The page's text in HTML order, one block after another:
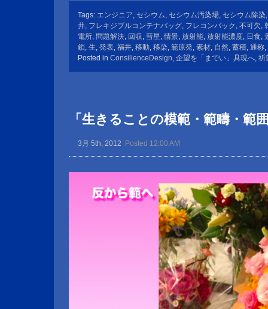
Tags: エンジニア, セシウム, セシウム汚染場, セシウム除染
井, フレキジブルコンテナバッグ, フレコンバック , 不可欠,
電所, 問題解決, 回収, 彗星,情景, 放射能, 放射能濃度, 日食,
鎖, 生, 発表, 福井, 移動, 移染, 範原発, 素材, 自然, 蓄積, 通称,
Posted in ConsilienceDesign, 企望を「までい」具現へ, 祈
「生きることの模範・範疇・範
3月 5th, 2012 Posted 12:00 AM